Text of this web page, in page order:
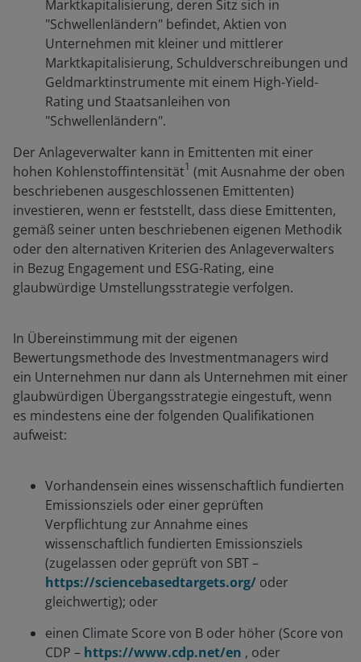
Marktkapitalisierung, deren Sitz sich in
"Schwellenländern" befindet, Aktien von
Unternehmen mit kleiner und mittlerer
Marktkapitalisierung, Schuldverschreibungen und
Geldmarktinstrumente mit einem High-Yield-
Rating und Staatsanleihen von
"Schwellenländern".
Der Anlageverwalter kann in Emittenten mit einer
hohen Kohlenstoffintensität1 (mit Ausnahme der oben
beschriebenen ausgeschlossenen Emittenten)
investieren, wenn er feststellt, dass diese Emittenten,
gemäß seiner unten beschriebenen eigenen Methodik
oder den alternativen Kriterien des Anlageverwalters
in Bezug Engagement und ESG-Rating, eine
glaubwürdige Umstellungsstrategie verfolgen.
In Übereinstimmung mit der eigenen
Bewertungsmethode des Investmentmanagers wird
ein Unternehmen nur dann als Unternehmen mit einer
glaubwürdigen Übergangsstrategie eingestuft, wenn
es mindestens eine der folgenden Qualifikationen
aufweist:
Vorhandensein eines wissenschaftlich fundierten
Emissionsziels oder einer geprüften
Verpflichtung zur Annahme eines
wissenschaftlich fundierten Emissionsziels
(zugelassen oder geprüft von SBT –
https://sciencebasedtargets.org/ oder
gleichwertig); oder
einen Climate Score von B oder höher (Score von
CDP – https://www.cdp.net/en , oder